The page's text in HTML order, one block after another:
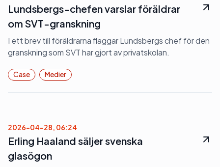
Lundsbergs-chefen varslar föräldrar
om SVT-granskning
I ett brev till föräldrarna flaggar Lundsbergs chef för den
granskning som SVT har gjort av privatskolan.
Case Medier
2026-04-28, 06:24
Erling Haaland säljer svenska
glasögon